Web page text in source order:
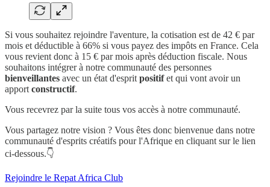
Si vous souhaitez rejoindre l'aventure, la cotisation est de 42 € par
mois et déductible à 66% si vous payez des impôts en France. Cela
vous revient donc à 15 € par mois après déduction fiscale. Nous
souhaitons intégrer à notre communauté des personnes
bienveillantes avec un état d'esprit positifet qui vont avoir un
apport constructif.
Vous recevrez par la suite tous vos accès à notre communauté.
Vous partagez notre vision ? Vous êtes donc bienvenue dans notre
communauté d'esprits créatifs pour l'Afrique en cliquant sur le lien
ci-dessous.👇
Rejoindre le Repat Africa Club